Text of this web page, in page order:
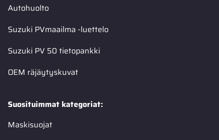
Autohuolto
Suzuki PVmaailma -luettelo
Suzuki PV 50 tietopankki
OEM räjäytyskuvat
Suosituimmat kategoriat:
Maskisuojat